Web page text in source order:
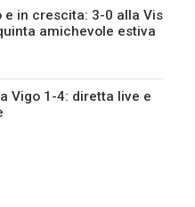
e in crescita: 3-0 alla Vis
amichevole estiva
Vigo 1-4: diretta live e